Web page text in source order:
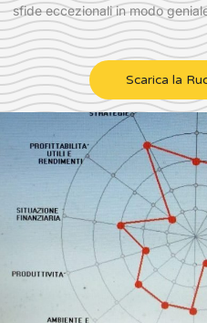
sfide eccezionali in modo
Scarica la